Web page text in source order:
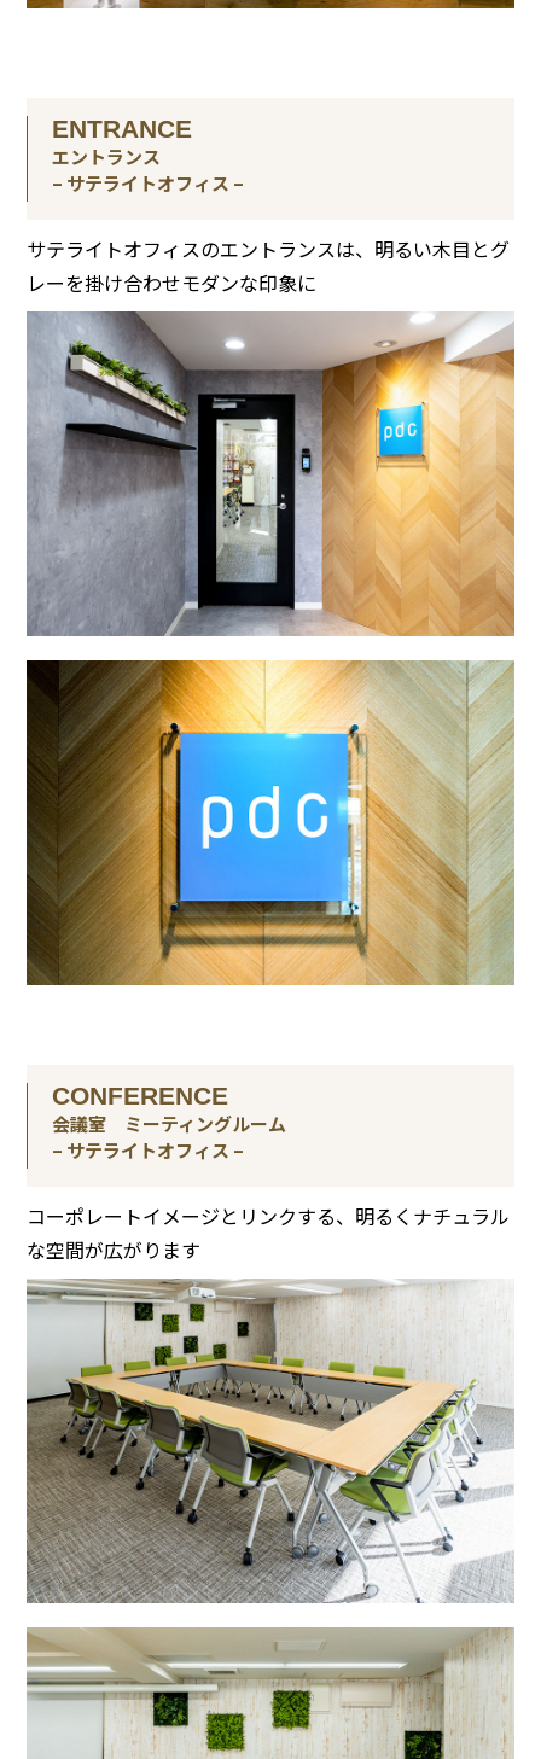
ENTRANCE
エントランス
– サテライトオフィス –
サテライトオフィスのエントランスは、明るい木目とグ
レーを掛け合わせモダンな印象に
CONFERENCE
会議室 ミーティングルーム
– サテライトオフィス –
コーポレートイメージとリンクする、明るくナチュラル
な空間が広がります